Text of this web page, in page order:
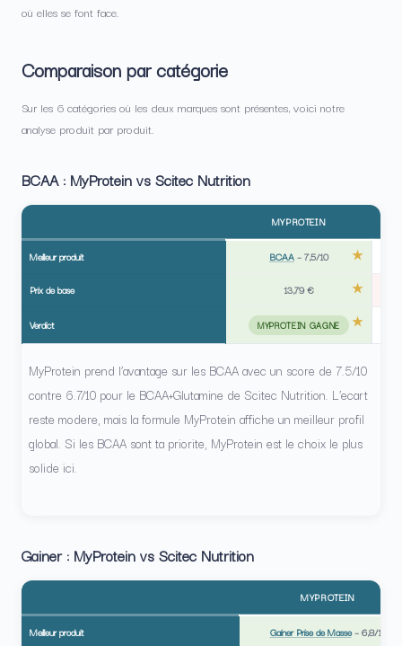
où elles se font face.
Comparaison par catégorie
Sur les 6 catégories où les deux marques sont présentes, voici notre
analyse produit par produit.
BCAA : MyProtein vs Scitec Nutrition
MYPROTEIN
Meilleur produit BCAA–7,5/10
Prix de base 13,79 €
Verdict MYPROTEIN GAGNE
MyProtein prend l’avantage sur les BCAA avec un score de 7.5/10
contre 6.7/10 pour le BCAA+Glutamine de Scitec Nutrition. L’ecart
reste modere, mais la formule MyProtein affiche un meilleur profil
global. Si les BCAA sont ta priorite, MyProtein est le choix le plus
solide ici.
Gainer : MyProtein vs Scitec Nutrition
MYPROTEIN
Meilleur produit Gainer Prise de Masse–6,8/10